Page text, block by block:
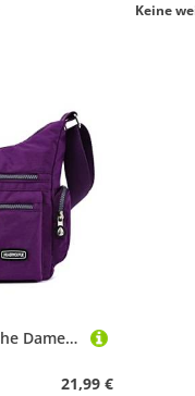
Keine
NOTAG Umhängetasche Damen Leichte Mehrfach-Taschen Handtasche Wasserdicht Nylon Damen Sportliche Schultertasche (Lila)
21,99 €